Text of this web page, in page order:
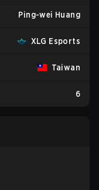
Ping-wei Huang
XLG Esports
Taiwan
6